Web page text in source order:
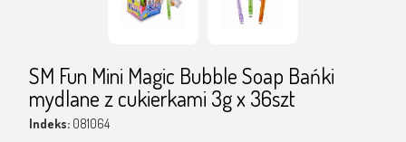
SM Fun Mini Magic Bubble Soap Bańki
mydlane z cukierkami 3g x 36szt
Indeks: 081064